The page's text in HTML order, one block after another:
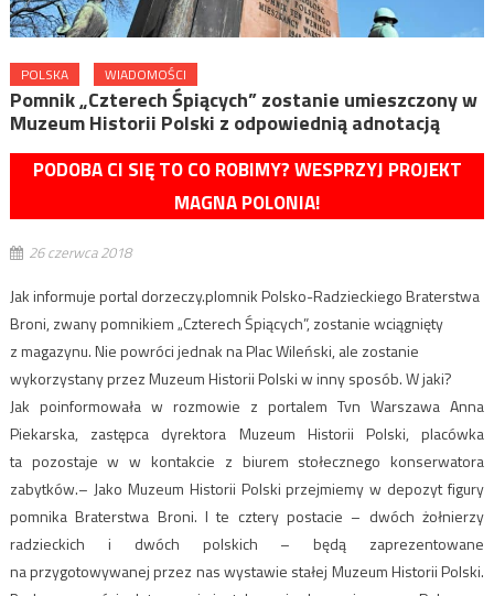
POLSKA WIADOMOŚCI
Pomnik „Czterech Śpiących” zostanie umieszczony w
Muzeum Historii Polski z odpowiednią adnotacją
PODOBA CI SIĘ TO CO ROBIMY? WESPRZYJ PROJEKT
MAGNA POLONIA!
26 czerwca 2018
Jak informuje portal dorzeczy.plomnik Polsko-Radzieckiego Braterstwa
Broni, zwany pomnikiem „Czterech Śpiących”, zostanie wciągnięty
z magazynu. Nie powróci jednak na Plac Wileński, ale zostanie
wykorzystany przez Muzeum Historii Polski w inny sposób. W jaki?
Jak poinformowała w rozmowie z portalem Tvn Warszawa Anna
Piekarska, zastępca dyrektora Muzeum Historii Polski, placówka
ta pozostaje w w kontakcie z biurem stołecznego konserwatora
zabytków.– Jako Muzeum Historii Polski przejmiemy w depozyt figury
pomnika Braterstwa Broni. I te cztery postacie – dwóch żołnierzy
radzieckich i dwóch polskich – będą zaprezentowane
na przygotowywanej przez nas wystawie stałej Muzeum Historii Polski.